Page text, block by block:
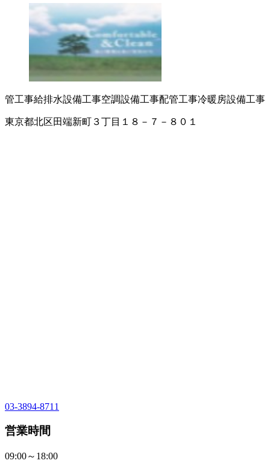
管工事給排水設備工事空調設備工事配管工事冷暖房設備工事
東京都北区田端新町３丁目１８－７－８０１
03-3894-8711
営業時間
09:00～18:00